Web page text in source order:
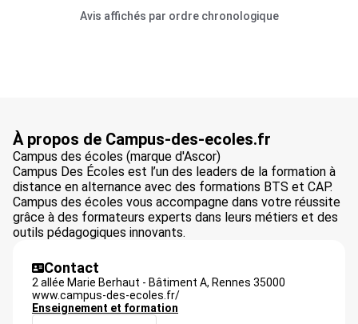
Avis affichés par ordre chronologique
À propos de Campus-des-ecoles.fr
Campus des écoles (marque d'Ascor)
Campus Des Écoles est l’un des leaders de la formation à
distance en alternance avec des formations BTS et CAP.
Campus des écoles vous accompagne dans votre réussite
grâce à des formateurs experts dans leurs métiers et des
outils pédagogiques innovants.
Contact
2 allée Marie Berhaut - Bâtiment A, Rennes 35000
www.campus-des-ecoles.fr/
Enseignement et formation